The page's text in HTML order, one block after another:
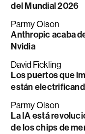
del Mundial 2026
Parmy Olson
Anthropic acaba
Nvidia
David Fickling
Los puertos que
están
Parmy Olson
La IA está
de los chips de